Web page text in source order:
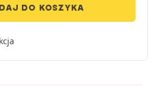
DO KOSZYKA